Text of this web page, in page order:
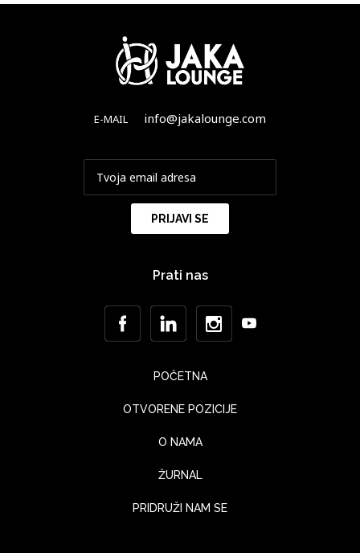
E-MAIL info@jakalounge.com
Prati nas
POČETNA
OTVORENE POZICIJE
O NAMA
ŽURNAL
PRIDRUŽI NAM SE